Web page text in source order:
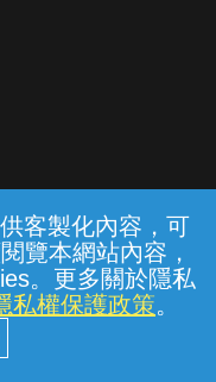
客製化內容，可
覽本網站內容，
。更多關於隱私
私權保護政策。
條款 隱私權保護
家庭分公司
© 2026